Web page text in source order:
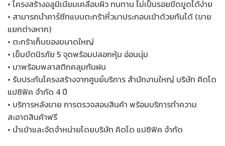
• โครงสร้างอลูมิเนียมเคลือบผิว ทนทาน ไม่เป็นรอยขีดขูดได้ง่าย
• สามารถนำคาร์ซีทแบบตะกร้าหิ้วมาประกอบเข้าด้วยกันได้ (ขาย
แยกต่างหาก)
• ตะกร้าเก็บของขนาดใหญ่
• เข็มขัดนิรภัย 5 จุดพร้อมปลอกหุ้ม อ่อนนุ่ม
• มาพร้อมพลาสติกคลุมกันฝน
• รับประกันโครงสร้างจากศูนย์บริการ สำนักงานใหญ่ บริษัท คิดโด
แปซิฟิค จำกัด 4 ปี
• บริการหลังขาย การตรวจสอบสินค้า พร้อมบริการทำความ
สะอาดสินค้าฟรี
• นำเข้าและจัดจำหน่ายโดยบริษัท คิดโด แปซิฟิค จำกัด